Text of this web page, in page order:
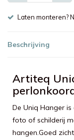
Laten monteren?
Beschrijving
Artiteq
De Uniq Hanger
foto of schilderij
hangen.Goed